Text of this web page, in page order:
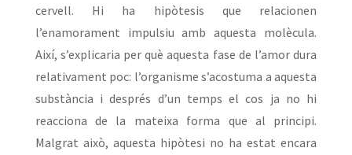
cervell. Hi ha hipòtesis que relacionen
l’enamorament impulsiu amb aquesta molècula.
Així, s’explicaria per què aquesta fase de l’amor dura
relativament poc: l’organisme s’acostuma a aquesta
substància i després d’un temps el cos ja no hi
reacciona de la mateixa forma que al principi.
Malgrat això, aquesta hipòtesi no ha estat encara